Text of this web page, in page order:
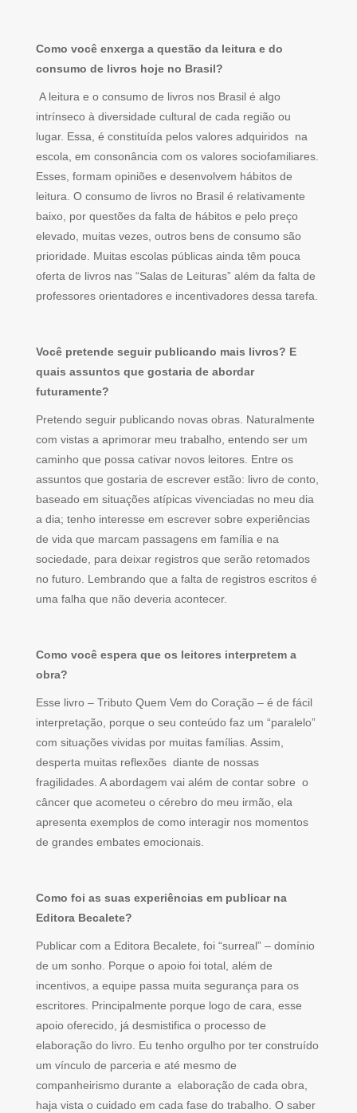
Como você enxerga a questão da leitura e do
consumo de livros hoje no Brasil?
A leitura e o consumo de livros nos Brasil é algo
intrínseco à diversidade cultural de cada região ou
lugar. Essa, é constituída pelos valores adquiridos na
escola, em consonância com os valores sociofamiliares.
Esses, formam opiniões e desenvolvem hábitos de
leitura. O consumo de livros no Brasil é relativamente
baixo, por questões da falta de hábitos e pelo preço
elevado, muitas vezes, outros bens de consumo são
prioridade. Muitas escolas públicas ainda têm pouca
oferta de livros nas “Salas de Leituras” além da falta de
professores orientadores e incentivadores dessa tarefa.
Você pretende seguir publicando mais livros? E
quais assuntos que gostaria de abordar
futuramente?
Pretendo seguir publicando novas obras. Naturalmente
com vistas a aprimorar meu trabalho, entendo ser um
caminho que possa cativar novos leitores. Entre os
assuntos que gostaria de escrever estão: livro de conto,
baseado em situações atípicas vivenciadas no meu dia
a dia; tenho interesse em escrever sobre experiências
de vida que marcam passagens em família e na
sociedade, para deixar registros que serão retomados
no futuro. Lembrando que a falta de registros escritos é
uma falha que não deveria acontecer.
Como você espera que os leitores interpretem a
obra?
Esse livro – Tributo Quem Vem do Coração – é de fácil
interpretação, porque o seu conteúdo faz um “paralelo”
com situações vividas por muitas famílias. Assim,
desperta muitas reflexões diante de nossas
fragilidades. A abordagem vai além de contar sobre o
câncer que acometeu o cérebro do meu irmão, ela
apresenta exemplos de como interagir nos momentos
de grandes embates emocionais.
Como foi as suas experiências em publicar na
Editora Becalete?
Publicar com a Editora Becalete, foi “surreal” – domínio
de um sonho. Porque o apoio foi total, além de
incentivos, a equipe passa muita segurança para os
escritores. Principalmente porque logo de cara, esse
apoio oferecido, já desmistifica o processo de
elaboração do livro. Eu tenho orgulho por ter construído
um vínculo de parceria e até mesmo de
companheirismo durante a elaboração de cada obra,
haja vista o cuidado em cada fase do trabalho. O saber